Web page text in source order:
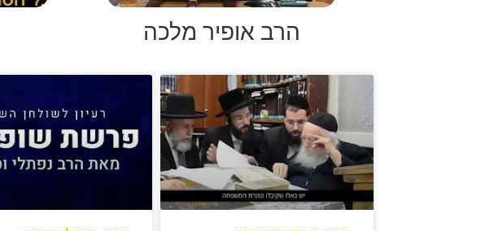
הרב אופיר מלכה